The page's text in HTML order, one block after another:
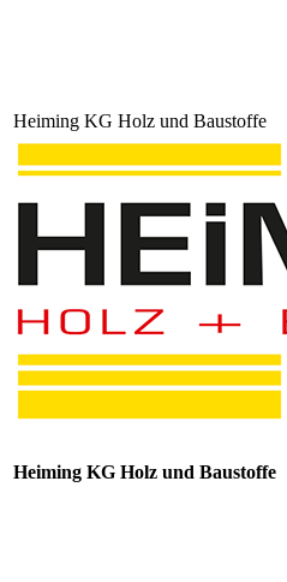
Heiming KG Holz und Baustoffe
Heiming KG Holz und Baustoffe